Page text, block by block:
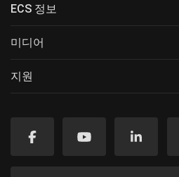
ECS 정보
미디어
지원